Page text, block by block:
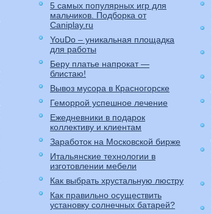
5 самых популярных игр для
мальчиков. Подборка от
Caniplay.ru
YouDo – уникальная площадка
для работы
Беру платье напрокат —
блистаю!
Вывоз мусора в Красногорске
Геморрой успешное лечение
Ежедневники в подарок
коллективу и клиентам
Заработок на Московской бирже
Итальянские технологии в
изготовлении мебели
Как выбрать хрустальную люстру
Как правильно осуществить
установку солнечных батарей?